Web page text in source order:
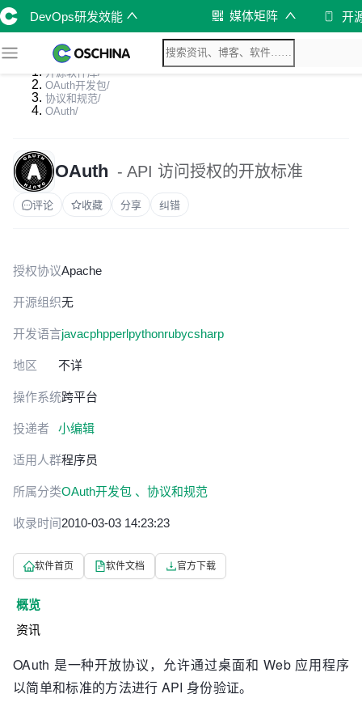
DevOps研发效能 媒体矩阵 开
开源软件库/
OAuth开发包/
协议和规范/
OAuth/
OAuth - API 访问授权的开放标准
评论 收藏 分享 纠错
授权协议Apache
开源组织无
开发语言javacphpperlpythonrubycsharp
地区 不详
操作系统跨平台
投递者 小编辑
适用人群程序员
所属分类OAuth开发包 、 协议和规范
收录时间2010-03-03 14:23:23
软件首页 软件文档 官方下载
概览
资讯
OAuth 是一种开放协议，允许通过桌面和 Web 应用程序
以简单和标准的方法进行 API 身份验证。